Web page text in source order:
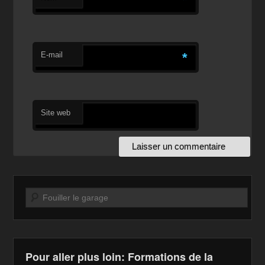
E-mail *
Site web
Recherche
Pour aller plus loin: Formations de la